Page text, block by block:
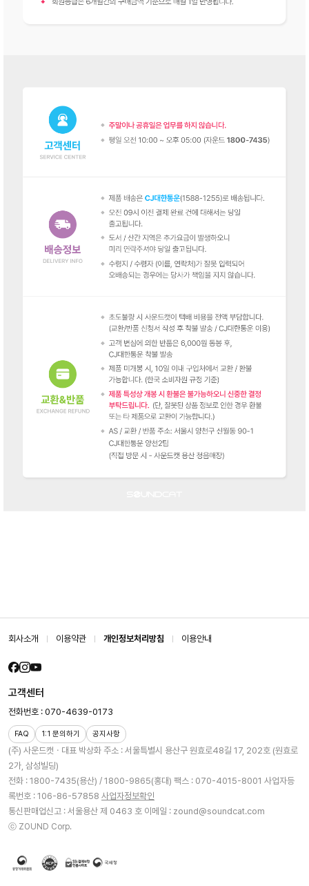
회사소개 이용약관 개인정보처리방침 이용안내
(주) 사운드캣ㆍ대표 박상화 주소 : 서울특별시 용산구 원효로48길 17, 202호 (원효로
2가, 삼성빌딩)
전화 : 1800-7435(용산) / 1800-9865(홍대) 팩스 : 070-4015-8001 사업자등
록번호 : 106-86-57858 사업자정보확인
통신판매업신고 : 서울용산 제 0463 호 이메일 : zound@soundcat.com
ⓒ ZOUND Corp.
고객센터
전화번호 : 070-4639-0173
FAQ 1:1 문의하기 공지사항